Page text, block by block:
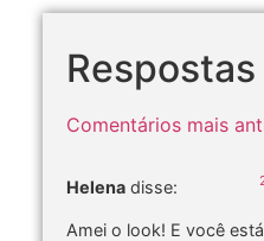
Comentários mais
Helena disse:
Amei o look! E você